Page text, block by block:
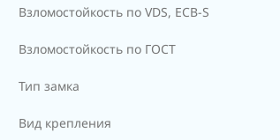
Взломостойкость по VDS, ECB-S
Взломостойкость по ГОСТ
Тип замка
Вид крепления